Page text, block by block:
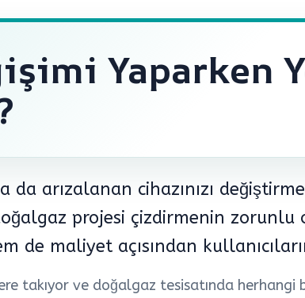
Yaparken
da arızalanan cihazınızı
projesi çizdirmenin zorunlu
de maliyet açısından
takıyor ve doğalgaz tesisatında herhangi